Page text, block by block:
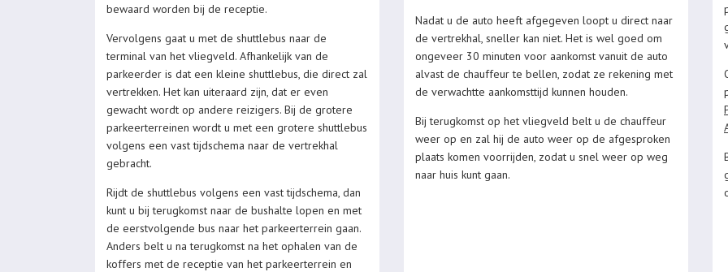
bewaard worden bij de receptie.
Vervolgens gaat u met de shuttlebus naar de
terminal van het vliegveld. Afhankelijk van de
parkeerder is dat een kleine shuttlebus, die direct zal
vertrekken. Het kan uiteraard zijn, dat er even
gewacht wordt op andere reizigers. Bij de grotere
parkeerterreinen wordt u met een grotere shuttlebus
volgens een vast tijdschema naar de vertrekhal
gebracht.
Rijdt de shuttlebus volgens een vast tijdschema, dan
kunt u bij terugkomst naar de bushalte lopen en met
de eerstvolgende bus naar het parkeerterrein gaan.
Anders belt u na terugkomst na het ophalen van de
koffers met de receptie van het parkeerterrein en
Nadat u de auto heeft afgegeven loopt u direct naar
de vertrekhal, sneller kan niet. Het is wel goed om
ongeveer 30 minuten voor aankomst vanuit de auto
alvast de chauffeur te bellen, zodat ze rekening met
de verwachtte aankomsttijd kunnen houden.
Bij terugkomst op het vliegveld belt u de chauffeur
weer op en zal hij de auto weer op de afgesproken
plaats komen voorrijden, zodat u snel weer op weg
naar huis kunt gaan.